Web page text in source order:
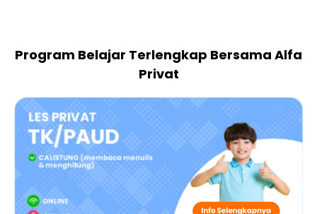
Program Belajar Terlengkap Bersama Alfa
Privat